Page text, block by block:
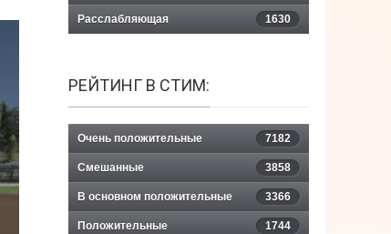
Расслабляющая 1630
РЕЙТИНГ В СТИМ:
Очень положительные 7182
Смешанные 3858
В основном положительные 3366
Положительные 1744